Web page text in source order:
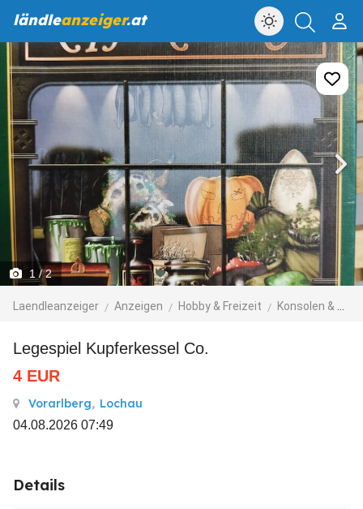
ländleanzeiger.at
1 / 2
Laendleanzeiger Anzeigen Hobby & Freizeit Konsolen & Spiele
Legespiel Kupferkessel Co.
4 EUR
Vorarlberg, Lochau
04.08.2026 07:49
Details